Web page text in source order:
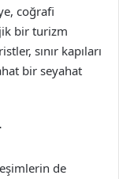
coğrafi
bir turizm
sınır kapıları
bir seyahat
de